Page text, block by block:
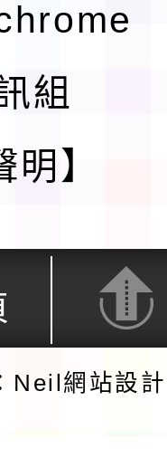
組
明】
Neil網站設